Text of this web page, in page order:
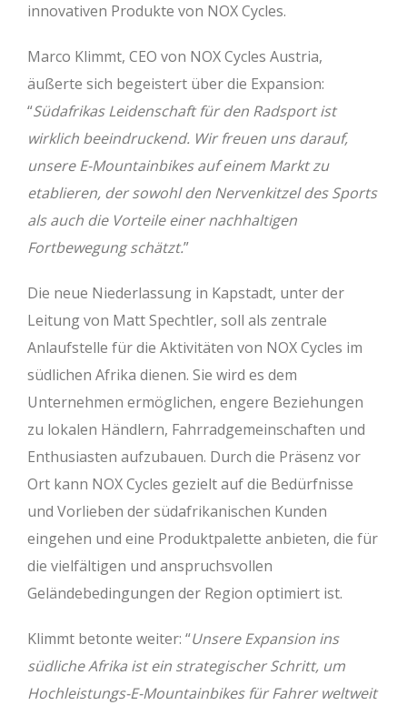
innovativen Produkte von NOX Cycles.
Marco Klimmt, CEO von NOX Cycles Austria,
äußerte sich begeistert über die Expansion:
“Südafrikas Leidenschaft für den Radsport ist
wirklich beeindruckend. Wir freuen uns darauf,
unsere E-Mountainbikes auf einem Markt zu
etablieren, der sowohl den Nervenkitzel des Sports
als auch die Vorteile einer nachhaltigen
Fortbewegung schätzt.”
Die neue Niederlassung in Kapstadt, unter der
Leitung von Matt Spechtler, soll als zentrale
Anlaufstelle für die Aktivitäten von NOX Cycles im
südlichen Afrika dienen. Sie wird es dem
Unternehmen ermöglichen, engere Beziehungen
zu lokalen Händlern, Fahrradgemeinschaften und
Enthusiasten aufzubauen. Durch die Präsenz vor
Ort kann NOX Cycles gezielt auf die Bedürfnisse
und Vorlieben der südafrikanischen Kunden
eingehen und eine Produktpalette anbieten, die für
die vielfältigen und anspruchsvollen
Geländebedingungen der Region optimiert ist.
Klimmt betonte weiter: “Unsere Expansion ins
südliche Afrika ist ein strategischer Schritt, um
Hochleistungs-E-Mountainbikes für Fahrer weltweit